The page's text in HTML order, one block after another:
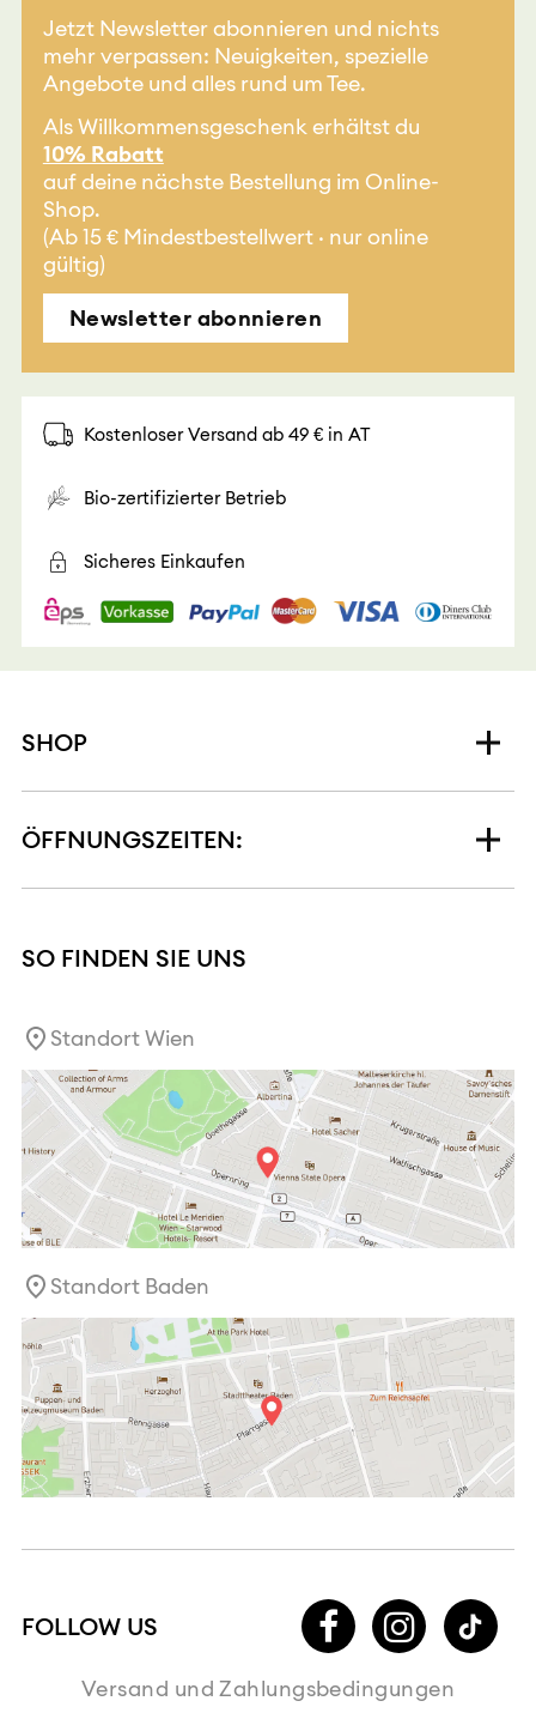
Jetzt Newsletter abonnieren und nichts
mehr verpassen: Neuigkeiten, spezielle
Angebote und alles rund um Tee.
Als Willkommensgeschenk erhältst du
10% Rabatt
auf deine nächste Bestellung im Online-
Shop.
(Ab 15 € Mindestbestellwert · nur online
gültig)
Newsletter abonnieren
Kostenloser Versand ab 49 € in AT
Bio-zertifizierter Betrieb
Sicheres Einkaufen
SHOP
ÖFFNUNGSZEITEN:
SO FINDEN SIE UNS
Standort Wien
Standort Baden
Versand und Zahlungsbedingungen